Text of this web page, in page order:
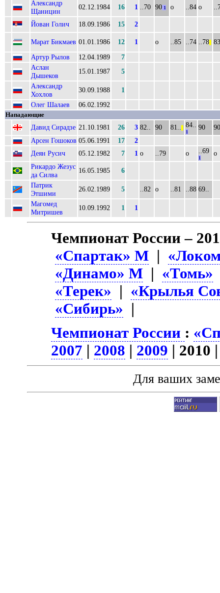
Александр
Щаницин
02.12.1984 16 1 ..70 90 1 о ..84 о
Йован Голич 18.09.1986 15 2
Марат Бикмаев 01.01.1986 12 1 о ..85 ..74 ..78
Артур Рылов
12.04.1989
7
Аслан
Дышеков
15.01.1987
5
Александр
Хохлов
30.09.1988
1
Олег Шалаев
06.02.1992
Нападающие
Давид Сирадзе 21.10.1981 26 3 82.. 90 81.. 84..
1
90
90
Арсен Гошоков 05.06.1991 17
2
Деян Русич
05.12.1982 7 1 о ..79 о ..69
1
о
Рикардо Жезус
да Силва
16.05.1985
6
Патрик
Этшими
26.02.1989 5 ..82 о ..81 ..88 69..
Магомед
Митришев
10.09.1992 1 1
Чемпионат России –
«Спартак» М |
«Динамо» М | «Томь»
«Терек» | «Крылья
«Сибирь» |
Чемпионат России :
2007 | 2008 | 2009 | 2010
Для ваших